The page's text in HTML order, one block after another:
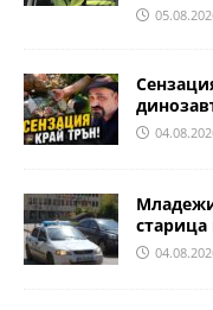
старица